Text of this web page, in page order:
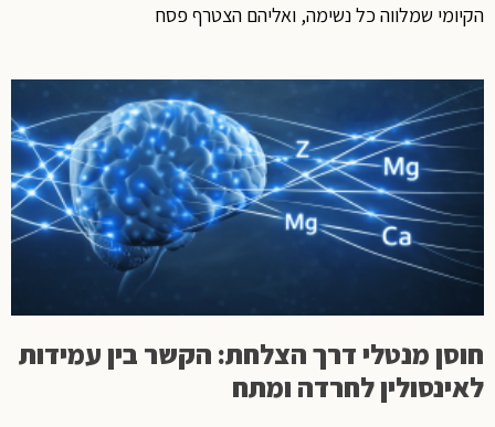
הקיומי שמלווה כל נשימה, ואליהם הצטרף פסח
חוסן מנטלי דרך הצלחת: הקשר בין עמידות
לאינסולין לחרדה ומתח